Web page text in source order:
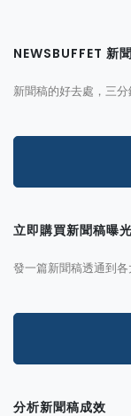
NEWSBUFFET 新
新聞稿的好去處，三
立即購買新聞稿曝光
發一篇新聞稿透通到
分析新聞稿成效